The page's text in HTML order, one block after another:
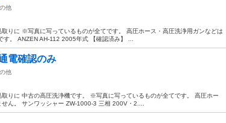
他
取りに ※写真に写っているものが全てです。 高圧ホース・高圧洗浄用ガンなどは
。 ANZEN AH-112 2005年式 【確認済み】 ...
電確認のみ
他
取りに 中古の高圧洗浄機です。 ※写真に写っているものが全てです。 高圧ホー
ん。 サンワッシャー ZW-1000-3 三相 200V・2....